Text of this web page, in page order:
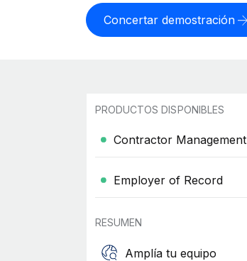
Concertar demostración
PRODUCTOS DISPONIBLES
Contractor Management
Employer of Record
RESUMEN
Amplía tu equipo